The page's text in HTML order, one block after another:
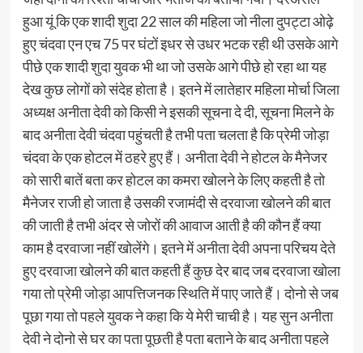
हुआ यूं कि एक शादी शुदा 22 साल की महिला जो नीला दुपट्टा ओढ़े
हुए चंदवा एन एच 75 पर घंटों इधर से उधर भटक रही थी उसके आगे
पीछे एक शादी शुदा युवक भी था जो उसके आगे पीछे हो रहा था यह
देख कुछ लोगों को संदेह होता है। इतने में लातेहार महिला मोर्चा जिला
अध्यक्ष अनीता देवी को किसी ने इसकी सूचना दे दी, सूचना मिलने के
बाद अनीता देवी चंदवा पहुंचती है तभी पता चलता है कि प्रेमी जोड़ा
चंदवा के एक होटल में ठहरे हुए हैं। अनीता देवी ने होटल के मैनेजर
को सारी बातें बता कर होटल का कमरा खोलने के लिए कहती है तो
मैनेजर राजी हो जाता है उसकी रजामंदी से दरवाजा खोलने की बात
की जाती है तभी अंदर से जोरों की आवाज आती है की कौन हैं क्या
काम है दरवाजा नहीं खोलेंगे। इतने में अनीता देवी अपना परिचय देते
हुए दरवाजा खोलने की बात कहती हैं कुछ देर बाद जब दरवाजा खोला
गया तो प्रेमी जोड़ा आपत्तिजनक स्थिति में पाए जाते हैं। दोनो से जब
पूछा गया तो पहले युवक ने कहा कि ये मेरी चाची है। यह सुन अनीता
देवी ने दोनो से घर का पता पूछती है पता बताने के बाद अनीता पहले